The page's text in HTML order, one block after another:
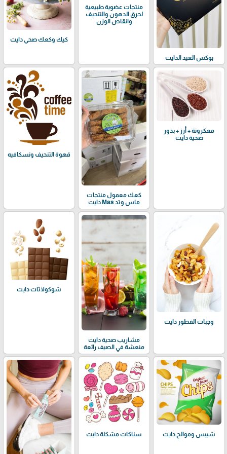
بوكس العيد الدايت
منتجات عضوية طبيعية
لحرق الدهون والتنحيف
وانقاص الوزن
كيك وكعك صحي دايت
معكرونة + أرز + بذور
صحية دايت
كعك معمول منتجات
ماس وتد Mas دايت
قهوة التنحيف ونسكافيه
وجبات الفطور دايت
مشاريب صحية دايت
منعشة في الصيف رائعة
شوكولاتات دايت
شيبس وموالح دايت سناكات مشكلة دايت